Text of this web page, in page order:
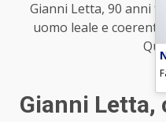
Gianni Letta, 90 anni
uomo leale e
Gianni Letta,